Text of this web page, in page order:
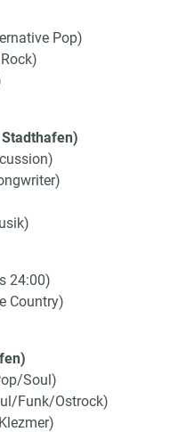
Pop)
24:00)
Country)
Soul)
Funk/Ostrock)